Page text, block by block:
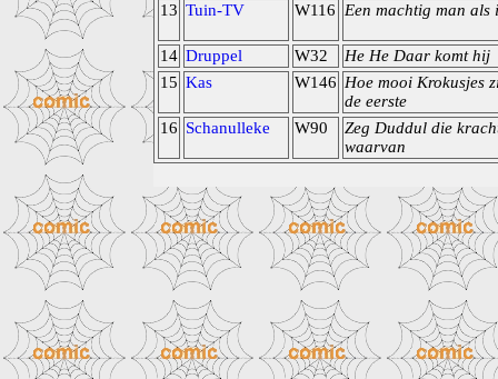
13 Tuin-TV W116 Een machtig man als
14 Druppel W32
He He Daar komt hij
15 Kas W146 Hoe mooi Krokusjes
de eerste
16 Schanulleke W90
Zeg Duddul die
waarvan